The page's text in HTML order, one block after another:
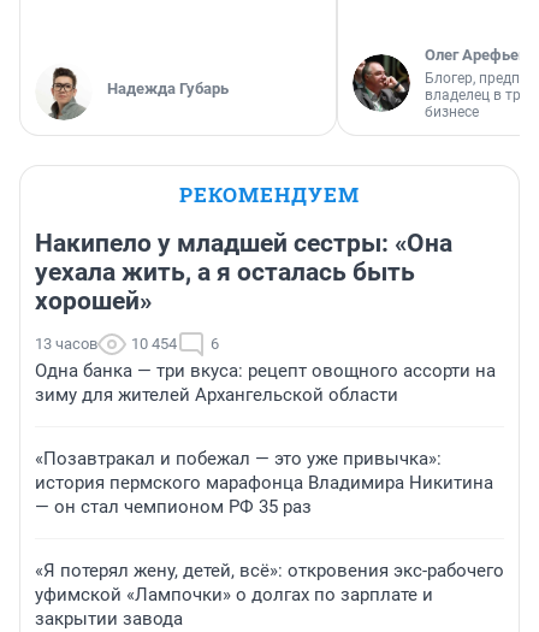
Надежда Губарь
Олег Арефьев
Блогер,
владелец в
бизнесе
РЕКОМЕНДУЕМ
Накипело у младшей сестры: «Она
уехала жить, а я осталась быть
хорошей»
13 часов 10 454 6
Одна банка — три вкуса: рецепт овощного ассорти на
зиму для жителей Архангельской области
«Позавтракал и побежал — это уже привычка»:
история пермского марафонца Владимира Никитина
— он стал чемпионом РФ 35 раз
«Я потерял жену, детей, всё»: откровения экс-рабочего
уфимской «Лампочки» о долгах по зарплате и
закрытии завода